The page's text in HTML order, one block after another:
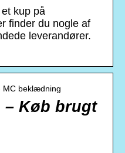
kup på
finder du nogle af
leverandører.
MC beklædning
Køb brugt